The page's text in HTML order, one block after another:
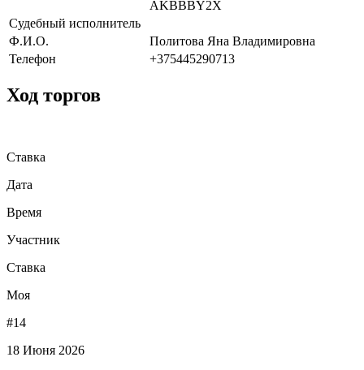
AKBBBY2X
Судебный исполнитель
Ф.И.О.
Политова Яна Владимировна
Телефон
+375445290713
Ход торгов
Ставка
Дата
Время
Участник
Ставка
Моя
#14
18 Июня 2026